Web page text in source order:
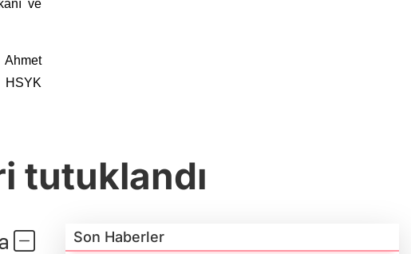
ve
HSYK
tutuklandı
Son Haberler